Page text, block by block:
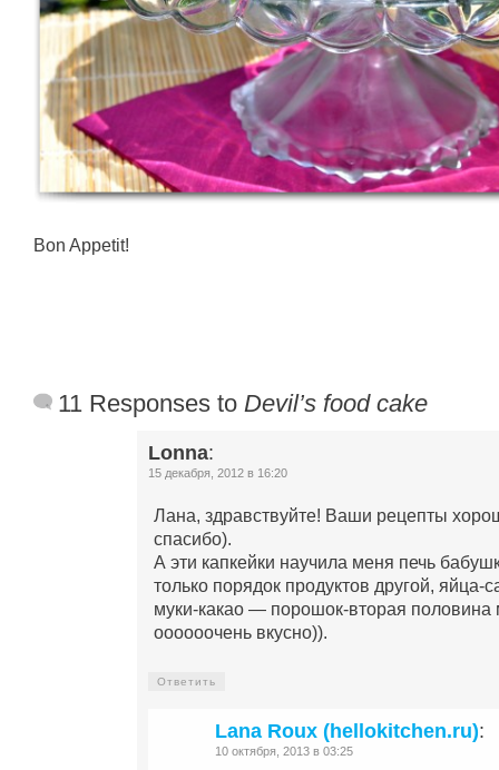
Bon Appetit!
11 Responses to Devil’s food cake
Lonna:
15 декабря, 2012 в 16:20
Лана, здравствуйте! Ваши рецепты
спасибо).
А эти капкейки научила меня печь
только порядок продуктов другой, яйца-
муки-какао — порошок-вторая половина
оооооочень вкусно)).
Ответить
Lana Roux (hellokitchen.ru):
10 октября, 2013 в 03:25